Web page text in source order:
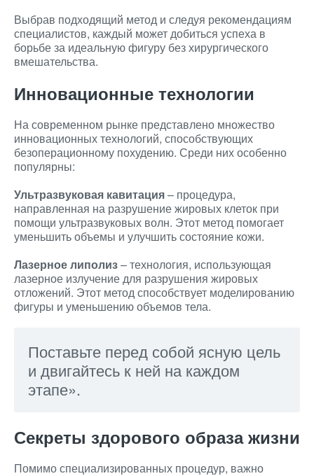
Выбрав подходящий метод и следуя рекомендациям
специалистов, каждый может добиться успеха в
борьбе за идеальную фигуру без хирургического
вмешательства.
Инновационные технологии
На современном рынке представлено множество
инновационных технологий, способствующих
безоперационному похудению. Среди них особенно
популярны:
Ультразвуковая кавитация– процедура,
направленная на разрушение жировых клеток при
помощи ультразвуковых волн. Этот метод помогает
уменьшить объемы и улучшить состояние кожи.
Лазерное липолиз– технология, использующая
лазерное излучение для разрушения жировых
отложений. Этот метод способствует моделированию
фигуры и уменьшению объемов тела.
Поставьте перед собой ясную цель
и двигайтесь к ней на каждом
этапе».
Секреты здорового образа жизни
Помимо специализированных процедур, важно